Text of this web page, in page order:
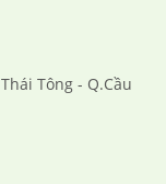
Tông - Q.Cầu